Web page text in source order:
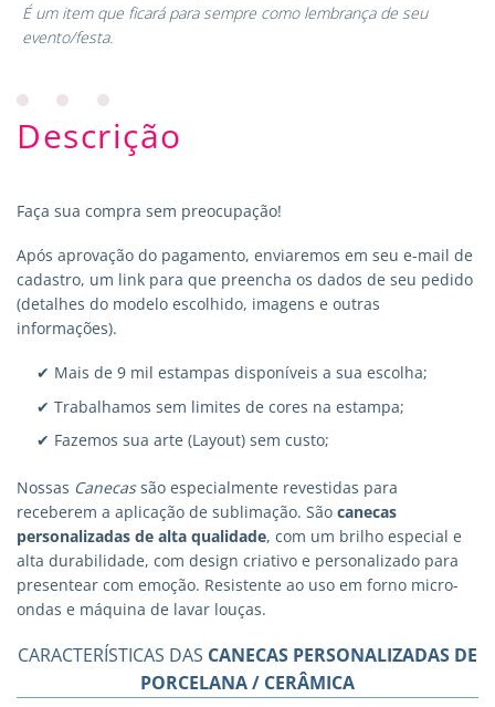
É um item que ficará para sempre como lembrança de seu
evento/festa.
Descrição
Faça sua compra sem preocupação!
Após aprovação do pagamento, enviaremos em seu e-mail de
cadastro, um link para que preencha os dados de seu pedido
(detalhes do modelo escolhido, imagens e outras
informações).
✔ Mais de 9 mil estampas disponíveis a sua escolha;
✔ Trabalhamos sem limites de cores na estampa;
✔ Fazemos sua arte (Layout) sem custo;
Nossas Canecassão especialmente revestidas para
receberem a aplicação de sublimação. São canecas
personalizadas de alta qualidade, com um brilho especial e
alta durabilidade, com design criativo e personalizado para
presentear com emoção. Resistente ao uso em forno micro-
ondas e máquina de lavar louças.
CARACTERÍSTICAS DAS CANECAS PERSONALIZADAS DE
PORCELANA / CERÂMICA